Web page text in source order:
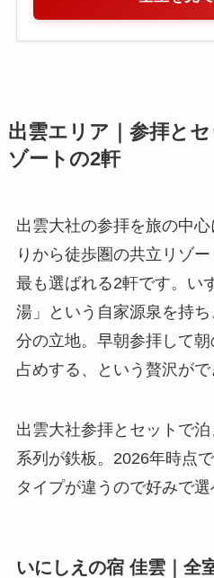
出雲エリア｜参拝と
ゾートの2軒
出雲大社の参拝を旅の中
りから徒歩圏の共立リゾ
最も選ばれる2軒です。い
湯」という自家源泉を持
分の立地。早朝参拝して
占めする、という贅沢がで
出雲大社参拝とセットで
系列が鉄板。2026年時点
タイプが違うので好みで選
いにしえの宿 佳雲｜全